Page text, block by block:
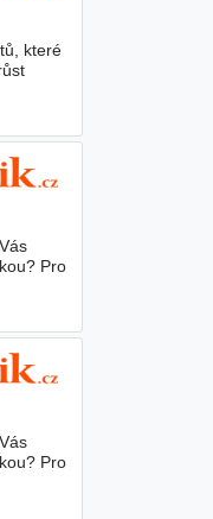
které
Pro
Pro